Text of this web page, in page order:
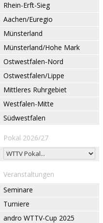
Rhein-Erft-Sieg
Aachen/Euregio
Münsterland
Münsterland/Hohe Mark
Ostwestfalen-Nord
Ostwestfalen/Lippe
Mittleres Ruhrgebiet
Westfalen-Mitte
Südwestfalen
Pokal 2026/27
Veranstaltungen
Seminare
Turniere
andro WTTV-Cup 2025